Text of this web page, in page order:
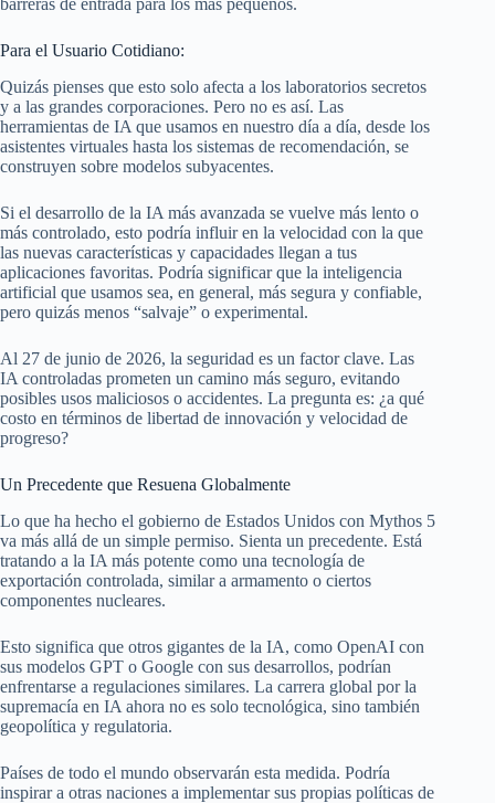
barreras de entrada para los más pequeños.
Para el Usuario Cotidiano:
Quizás pienses que esto solo afecta a los laboratorios secretos
y a las grandes corporaciones. Pero no es así. Las
herramientas de IA que usamos en nuestro día a día, desde los
asistentes virtuales hasta los sistemas de recomendación, se
construyen sobre modelos subyacentes.
Si el desarrollo de la IA más avanzada se vuelve más lento o
más controlado, esto podría influir en la velocidad con la que
las nuevas características y capacidades llegan a tus
aplicaciones favoritas. Podría significar que la inteligencia
artificial que usamos sea, en general, más segura y confiable,
pero quizás menos “salvaje” o experimental.
Al 27 de junio de 2026, la seguridad es un factor clave. Las
IA controladas prometen un camino más seguro, evitando
posibles usos maliciosos o accidentes. La pregunta es: ¿a qué
costo en términos de libertad de innovación y velocidad de
progreso?
Un Precedente que Resuena Globalmente
Lo que ha hecho el gobierno de Estados Unidos con Mythos 5
va más allá de un simple permiso. Sienta un precedente. Está
tratando a la IA más potente como una tecnología de
exportación controlada, similar a armamento o ciertos
componentes nucleares.
Esto significa que otros gigantes de la IA, como OpenAI con
sus modelos GPT o Google con sus desarrollos, podrían
enfrentarse a regulaciones similares. La carrera global por la
supremacía en IA ahora no es solo tecnológica, sino también
geopolítica y regulatoria.
Países de todo el mundo observarán esta medida. Podría
inspirar a otras naciones a implementar sus propias políticas de